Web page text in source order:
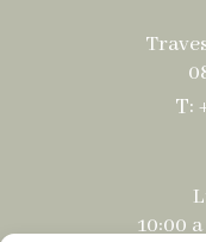
T:
10:00